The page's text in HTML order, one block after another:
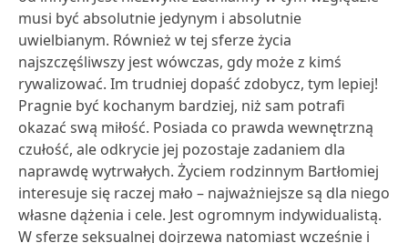
musi być absolutnie jedynym i absolutnie
uwielbianym. Również w tej sferze życia
najszczęśliwszy jest wówczas, gdy może z kimś
rywalizować. Im trudniej dopaść zdobycz, tym lepiej!
Pragnie być kochanym bardziej, niż sam potrafi
okazać swą miłość. Posiada co prawda wewnętrzną
czułość, ale odkrycie jej pozostaje zadaniem dla
naprawdę wytrwałych. Życiem rodzinnym Bartłomiej
interesuje się raczej mało – najważniejsze są dla niego
własne dążenia i cele. Jest ogromnym indywidualistą.
W sferze seksualnej dojrzewa natomiast wcześnie i